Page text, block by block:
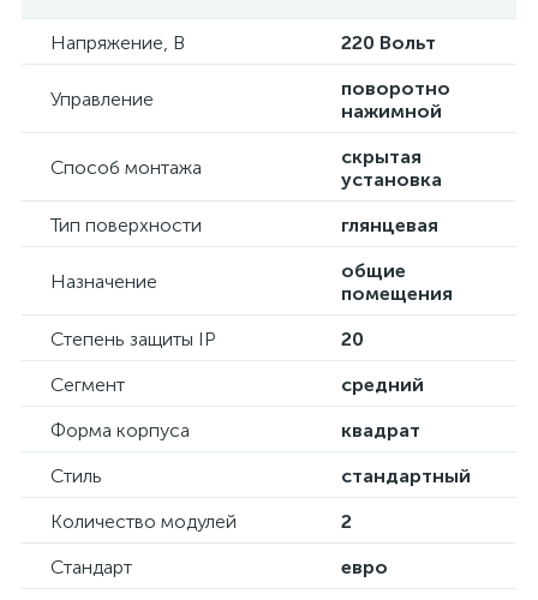
Напряжение, В 220 Вольт
Управление
поворотно
нажимной
Способ монтажа
скрытая
установка
Тип поверхности
глянцевая
Назначение
общие
помещения
Степень защиты IP
20
Сегмент
средний
Форма корпуса
квадрат
Стиль
стандартный
Количество модулей
2
Стандарт
евро